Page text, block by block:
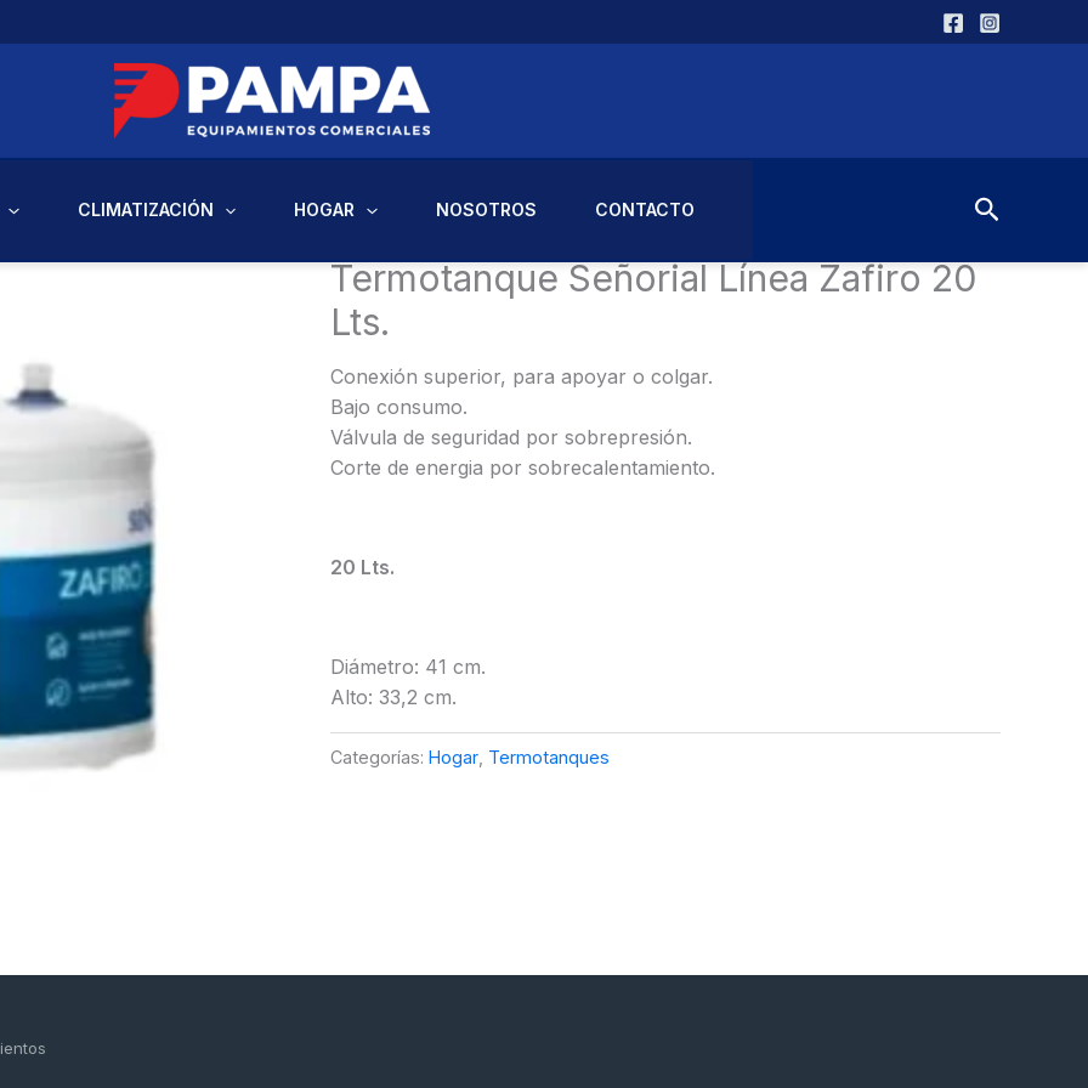
CLIMATIZACIÓN HOGAR NOSOTROS CONTACTO Buscar
Inicio Hogar/ Termotanque Señorial Línea Zafiro 20 Lts.
Termotanque Señorial Línea Zafiro 20
Lts.
Conexión superior, para apoyar o colgar.
Bajo consumo.
Válvula de seguridad por sobrepresión.
Corte de energia por sobrecalentamiento.
20 Lts.
Diámetro: 41 cm.
Alto: 33,2 cm.
Categorías: Hogar Termotanques